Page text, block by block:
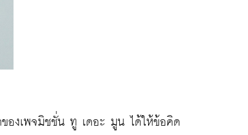
ของเพจมิชชั่น ทู เดอะ มูน ได้ให้ข้อคิด